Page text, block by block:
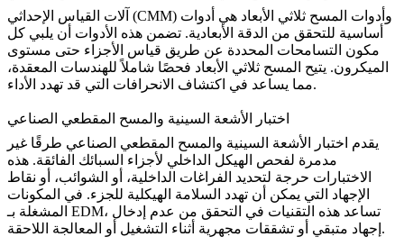
آلات القياس الإحداثي (CMM)
و أدوات المسح ثلاثي الأبعاد هي أدوات
أساسية للتحقق من الدقة الأبعادية. تضمن هذه الأدوات أن يلبي كل
مكون التسامحات المحددة عن طريق قياس الأجزاء حتى مستوى
الميكرون. يتيح المسح ثلاثي الأبعاد فحصًا شاملاً للهندسات المعقدة،
مما يساعد في اكتشاف الانحرافات التي قد تهدد الأداء.
اختبار الأشعة السينية والمسح المقطعي الصناعي
يقدم اختبار الأشعة السينية و المسح المقطعي الصناعي طرقًا غير
مدمرة لفحص الهيكل الداخلي لأجزاء السبائك الفائقة. هذه
الاختبارات حرجة لتحديد الفراغات الداخلية، أو الشوائب، أو نقاط
الإجهاد التي يمكن أن تهدد السلامة الهيكلية للجزء. في المكونات
المشغلة بـ EDM، تساعد هذه التقنيات في التحقق من عدم إدخال
إجهاد متبقي أو تشققات مجهرية أثناء التشغيل أو المعالجة اللاحقة.